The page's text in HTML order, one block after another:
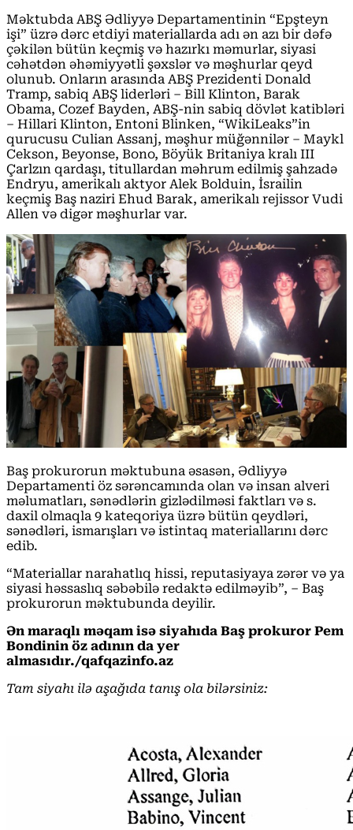
Məktubda ABŞ Ədliyyə Departamentinin “Epşteyn
işi” üzrə dərc etdiyi materiallarda adı ən azı bir dəfə
çəkilən bütün keçmiş və hazırkı məmurlar, siyasi
cəhətdən əhəmiyyətli şəxslər və məşhurlar qeyd
olunub. Onların arasında ABŞ Prezidenti Donald
Tramp, sabiq ABŞ liderləri – Bill Klinton, Barak
Obama, Cozef Bayden, ABŞ-nin sabiq dövlət katibləri
– Hillari Klinton, Entoni Blinken, “WikiLeaks”in
qurucusu Culian Assanj, məşhur müğənnilər – Maykl
Cekson, Beyonse, Bono, Böyük Britaniya kralı III
Çarlzın qardaşı, titullardan məhrum edilmiş şahzadə
Endryu, amerikalı aktyor Alek Bolduin, İsrailin
keçmiş Baş naziri Ehud Barak, amerikalı rejissor Vudi
Allen və digər məşhurlar var.
Baş prokurorun məktubuna əsasən, Ədliyyə
Departamenti öz sərəncamında olan və insan alveri
məlumatları, sənədlərin gizlədilməsi faktları və s.
daxil olmaqla 9 kateqoriya üzrə bütün qeydləri,
sənədləri, ismarışları və istintaq materiallarını dərc
edib.
“Materiallar narahatlıq hissi, reputasiyaya zərər və ya
siyasi həssaslıq səbəbilə redaktə edilməyib”, – Baş
prokurorun məktubunda deyilir.
Ən maraqlı məqam isə siyahıda Baş prokuror Pem
Bondinin öz adının da yer
almasıdır./qafqazinfo.az
Tam siyahı ilə aşağıda tanış ola bilərsiniz: